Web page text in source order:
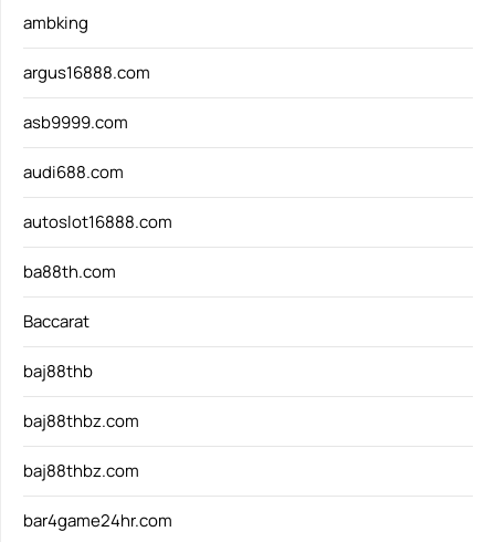
ambking
argus16888.com
asb9999.com
audi688.com
autoslot16888.com
ba88th.com
Baccarat
baj88thb
baj88thbz.com
baj88thbz.com
bar4game24hr.com